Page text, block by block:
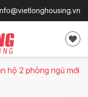
hộ 2 phòng ngủ mới